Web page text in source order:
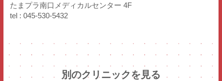
たまプラ南口メディカルセンター 4F
tel : 045-530-5432
別のクリニックを見る